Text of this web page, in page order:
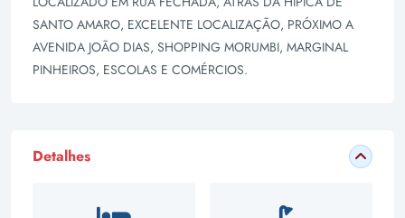
SANTO AMARO, EXCELENTE LOCALIZAÇÃO, PRÓXIMO A
AVENIDA JOÃO DIAS, SHOPPING MORUMBI, MARGINAL
PINHEIROS, ESCOLAS E COMÉRCIOS.
Detalhes